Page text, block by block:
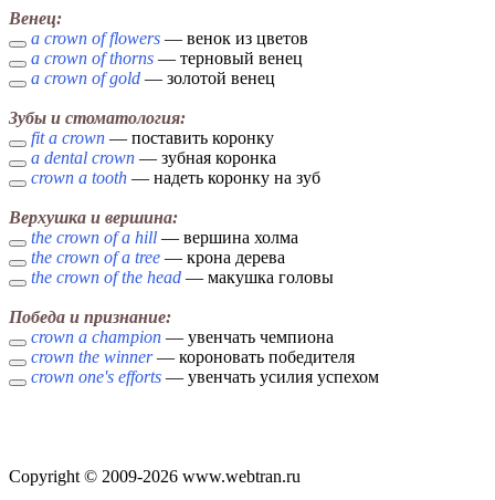
Венец:
a crown of flowers — венок из цветов
a crown of thorns — терновый венец
a crown of gold — золотой венец
Зубы и стоматология:
fit a crown — поставить коронку
a dental crown — зубная коронка
crown a tooth — надеть коронку на зуб
Верхушка и вершина:
the crown of a hill — вершина холма
the crown of a tree — крона дерева
the crown of the head — макушка головы
Победа и признание:
crown a champion — увенчать чемпиона
crown the winner— короновать победителя
crown one's efforts — увенчать усилия успехом
Copyright © 2009-2026 www.webtran.ru